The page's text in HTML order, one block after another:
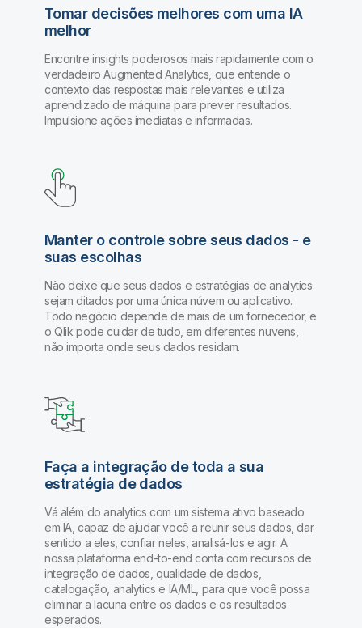
Tomar decisões melhores com uma IA
melhor
Encontre insights poderosos mais rapidamente com o
verdadeiro Augmented Analytics, que entende o
contexto das respostas mais relevantes e utiliza
aprendizado de máquina para prever resultados.
Impulsione ações imediatas e informadas.
Manter o controle sobre seus dados - e
suas escolhas
Não deixe que seus dados e estratégias de analytics
sejam ditados por uma única núvem ou aplicativo.
Todo negócio depende de mais de um fornecedor, e
o Qlik pode cuidar de tudo, em diferentes nuvens,
não importa onde seus dados residam.
Faça a integração de toda a sua
estratégia de dados
Vá além do analytics com um sistema ativo baseado
em IA, capaz de ajudar você a reunir seus dados, dar
sentido a eles, confiar neles, analisá-los e agir. A
nossa plataforma end-to-end conta com recursos de
integração de dados, qualidade de dados,
catalogação, analytics e IA/ML, para que você possa
eliminar a lacuna entre os dados e os resultados
esperados.